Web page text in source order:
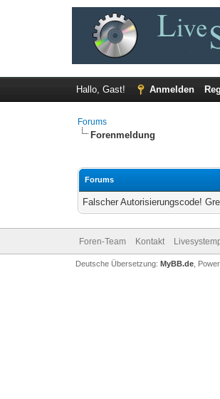
Hallo, Gast! Anmelden
Forums
Forenmeldung
Forums
Falscher Autorisierungscode!
Foren-Team Kontakt
Deutsche Übersetzung: MyBB.de,